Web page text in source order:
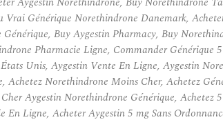
Générique Norethindrone Danemark,
Buy Aygestin Pharmacy, Buy
Pharmacie Ligne, Commander
Unis, Aygestin Vente En Ligne, Aygestin
Norethindrone Moins Cher, Achetez
Aygestin Norethindrone Générique,
Ligne, Acheter Aygestin 5 mg Sans